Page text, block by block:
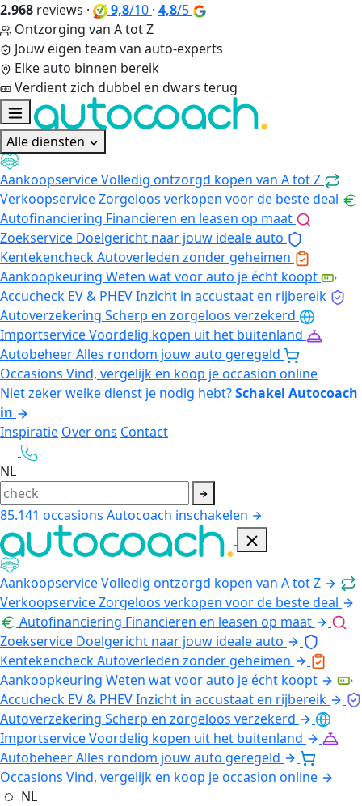
2.968 reviews · 9,8/10 · 4,8/5
Ontzorging van A tot Z
Jouw eigen team van auto-experts
Elke auto binnen bereik
Verdient zich dubbel en dwars terug
Alle diensten
AankoopserviceVolledig ontzorgd kopen van A tot Z
VerkoopserviceZorgeloos verkopen voor de beste deal
Autofinanciering Financieren en leasen op maat
Zoekservice Doelgericht naar jouw ideale auto
KentekencheckAutoverleden zonder geheimen
Aankoopkeuring Weten wat voor auto je écht koopt
Accucheck EV & PHEVInzicht in accustaat en rijbereik
Autoverzekering Scherp en zorgeloos verzekerd
ImportserviceVoordelig kopen uit het buitenland
AutobeheerAlles rondom jouw auto geregeld
Occasions Vind, vergelijk en koop je occasion online
Niet zeker welke dienst je nodig hebt?Schakel Autocoach
in
Inspiratie Over ons Contact
NL
85.141 occasions Autocoach inschakelen
AankoopserviceVolledig ontzorgd kopen van A tot Z
VerkoopserviceZorgeloos verkopen voor de beste deal
Autofinanciering Financieren en leasen op maat
Zoekservice Doelgericht naar jouw ideale auto
KentekencheckAutoverleden zonder geheimen
Aankoopkeuring Weten wat voor auto je écht koopt
Accucheck EV & PHEVInzicht in accustaat en rijbereik
Autoverzekering Scherp en zorgeloos verzekerd
ImportserviceVoordelig kopen uit het buitenland
AutobeheerAlles rondom jouw auto geregeld
Occasions Vind, vergelijk en koop je occasion online
NL